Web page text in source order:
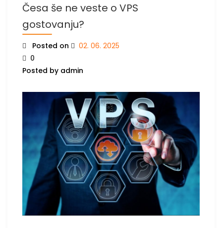
Česa še ne veste o VPS
gostovanju?
Posted on
02. 06. 2025
0
Posted by admin